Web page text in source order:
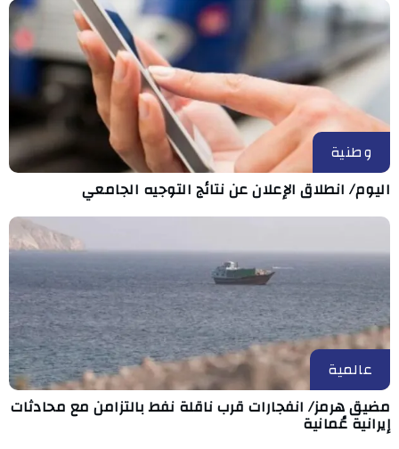
وطنية
اليوم/ انطلاق الإعلان عن نتائج التوجيه الجامعي
عالمية
مضيق هرمز/ انفجارات قرب ناقلة نفط بالتزامن مع محادثات
إيرانية عُمانية